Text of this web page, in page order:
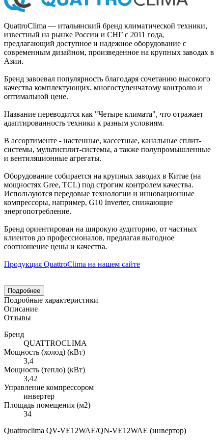
QuattroClima — итальянский бренд климатической техники,
известный на рынке России и СНГ с 2011 года,
предлагающий доступное и надежное оборудование с
современным дизайном, произведенное на крупных заводах в
Азии.
Бренд завоевал популярность благодаря сочетанию высокого
качества комплектующих, многоступенчатому контролю и
оптимальной цене.
Название переводится как "Четыре климата", что отражает
адаптированность техники к разным условиям.
В ассортименте - настенные, кассетные, канальные сплит-
системы, мультисплит-системы, а также полупромышленные
и вентиляционные агрегаты.
Оборудование собирается на крупных заводах в Китае (на
мощностях Gree, TCL) под строгим контролем качества.
Используются передовые технологии и инновационные
компрессоры, например, G10 Inverter, снижающие
энергопотребление.
Бренд ориентирован на широкую аудиторию, от частных
клиентов до профессионалов, предлагая выгодное
соотношение цены и качества.
Продукция QuattroClima на нашем сайте
Подробнее
Подробные характеристики
Описание
Отзывы
Бренд
QUATTROCLIMA
Мощность (холод) (кВт)
3,4
Мощность (тепло) (кВт)
3,42
Управление компрессором
инвертер
Площадь помещения (м2)
34
Quattroclima QV-VE12WAE/QN-VE12WAE (инвертор)